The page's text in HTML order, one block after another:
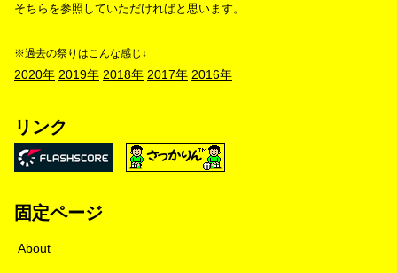
そちらを参照していただければと思います。
※過去の祭りはこんな感じ↓
2020年 2019年 2018年 2017年 2016年
リンク
固定ページ
About